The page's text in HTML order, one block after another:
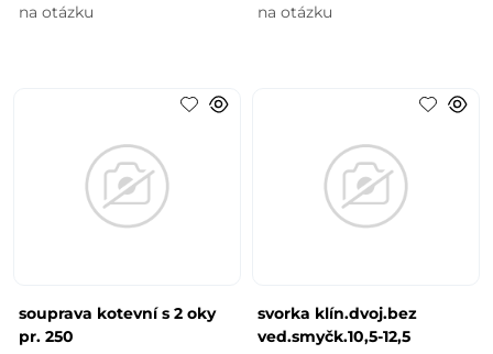
na otázku na otázku
souprava kotevní s 2 oky
pr. 250
svorka klín.dvoj.bez
ved.smyčk.10,5-12,5